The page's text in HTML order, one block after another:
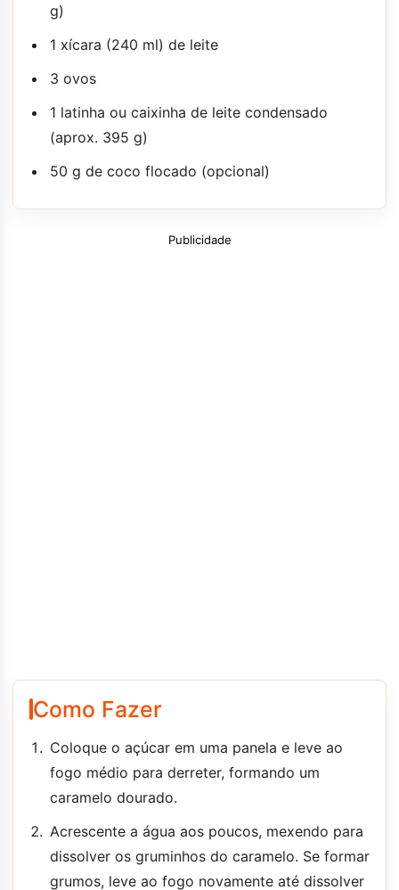
g)
1 xícara (240 ml) de leite
3 ovos
1 latinha ou caixinha de leite condensado
(aprox. 395 g)
50 g de coco flocado (opcional)
Publicidade
Como Fazer
Coloque o açúcar em uma panela e leve ao
fogo médio para derreter, formando um
caramelo dourado.
Acrescente a água aos poucos, mexendo para
dissolver os gruminhos do caramelo. Se formar
grumos, leve ao fogo novamente até dissolver